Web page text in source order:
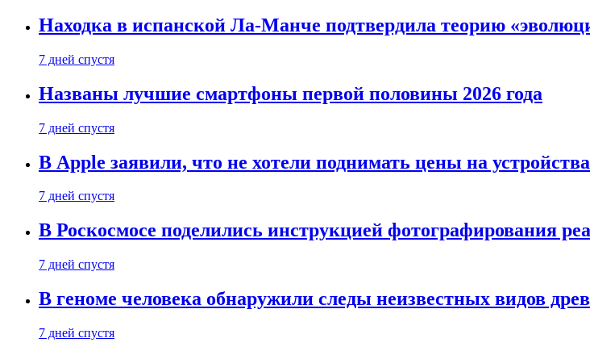
Находка в испанской Ла-Манче подтвердила теорию
7 дней спустя
Названы лучшие смартфоны первой половины 2026 года
7 дней спустя
В Apple заявили, что не хотели поднимать цены на устройства
7 дней спустя
В Роскосмосе поделились инструкцией фотографирования
7 дней спустя
В геноме человека обнаружили следы неизвестных видов
7 дней спустя